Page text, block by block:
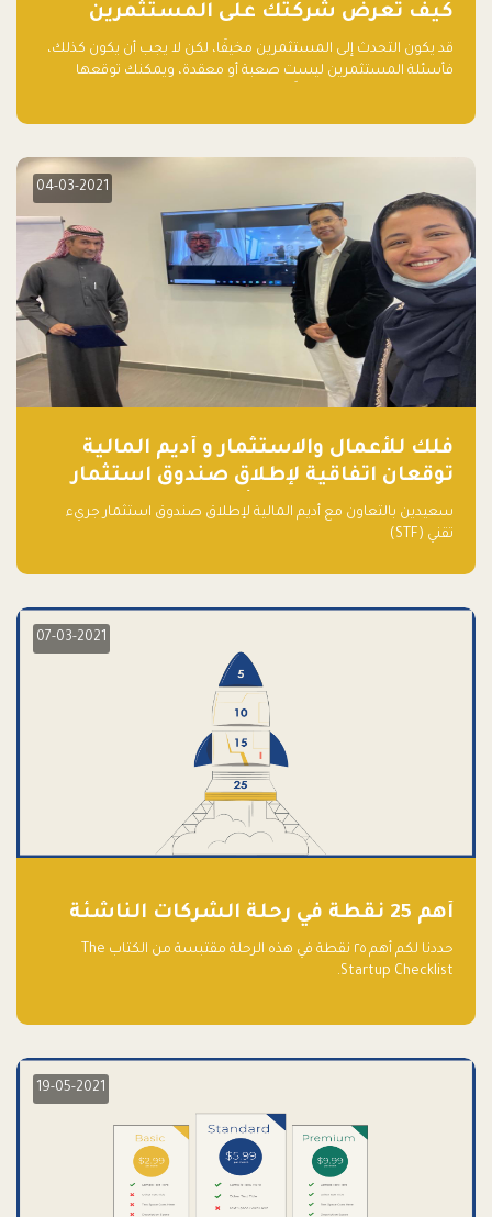
كيف تعرض شركتك على المستثمرين
قد يكون التحدث إلى المستثمرين مخيفًا، لكن لا يجب أن يكون كذلك،
فأسئلة المستثمرين ليست صعبة أو معقدة، ويمكنك توقعها
04-03-2021
فلك للأعمال والاستثمار و أديم المالية
توقعان اتفاقية لإطلاق صندوق استثمار
جريء تقني (STF) - مشغل من قبل فـلك
سعيدين بالتعاون مع أديم المالية لإطلاق صندوق استثمار جريء
تقني (STF)
07-03-2021
أهم 25 نقطة في رحلة الشركات الناشئة
حددنا لكم أهم ٢٥ نقطة في هذه الرحلة مقتبسة من الكتاب The
Startup Checklist.
19-05-2021